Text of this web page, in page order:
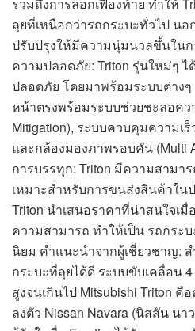
ลุยที่เหนือกว่ารถกระบะทั่วไป นอ
ปรับปรุงให้มีความนุ่มนวลขึ้นใน
ความปลอดภัย: Triton รุ่นใหม่ๆ
ปลอดภัย โดยมาพร้อมระบบต่าง
หน้าตรงพร้อมระบบช่วยชะลอคว
Mitigation), ระบบควบคุมความเ
และกล้องมองภาพรอบคัน (Multi
การบรรทุก: Triton มีความสามา
เหมาะสำหรับการขนส่งสินค้าใ
Triton นำเสนอราคาที่น่าสนใจเ
ความสามารถ ทำให้เป็น รถกระ
นิยม คำแนะนำจากผู้เชี่ยวชาญ:
กระบะที่ลุยได้ดี ระบบขับเคลื่อน
สูงจนเกินไป Mitsubishi Triton คื
ลงตัว Nissan Navara (นิสสัน นา